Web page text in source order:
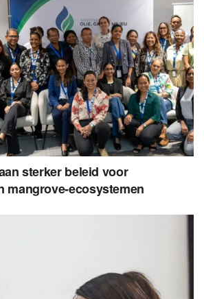
sterker beleid voor
mangrove-ecosystemen